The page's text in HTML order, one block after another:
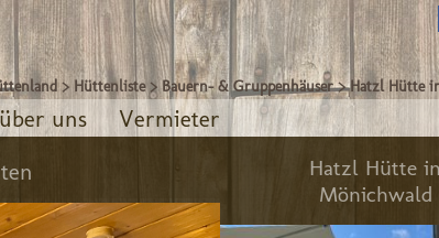
>Hüttenliste >Bauern- & Gruppenhäuser >Hatzl Hütte
uns Vermieter
Hatzl Hütte in
Mönichwald